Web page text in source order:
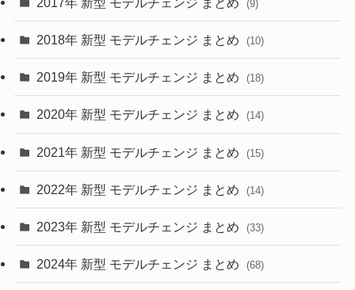
(30)
(27)
(10)
(35)
(10)
(9)
(22)
(4)
(9)
2018年 新型 モデルチェンジ まとめ (10)
2019年 新型 モデルチェンジ まとめ (18)
2020年 新型 モデルチェンジ まとめ (14)
2021年 新型 モデルチェンジ まとめ (15)
2022年 新型 モデルチェンジ まとめ (14)
2023年 新型 モデルチェンジ まとめ (33)
2024年 新型 モデルチェンジ まとめ (68)